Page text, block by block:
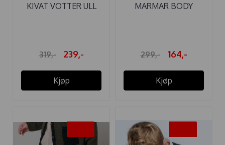
KIVAT VOTTER ULL
319,- 239,-
Kjøp
MARMAR BODY
299,- 164,-
Kjøp